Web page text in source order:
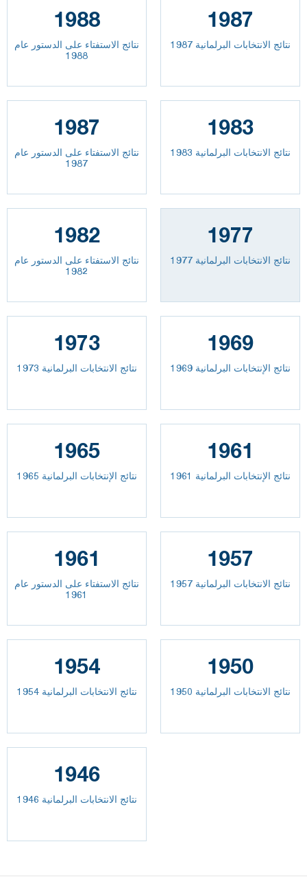
1988
نتائج الاستفتاء على الدستور عام
1988
1987
نتائج الانتخابات البرلمانية 1987
1987
نتائج الاستفتاء على الدستور عام
1987
1983
نتائج الانتخابات البرلمانية 1983
1982
نتائج الاستفتاء على الدستور عام
1982
1977
نتائج الانتخابات البرلمانية 1977
1973
نتائج الانتخابات البرلمانية 1973
1969
نتائج الإنتخابات البرلمانية 1969
1965
نتائج الإنتخابات البرلمانية 1965
1961
نتائج الإنتخابات البرلمانية 1961
1961
نتائج الاستفتاء على الدستور عام
1961
1957
نتائج الانتخابات البرلمانية 1957
1954
نتائج الانتخابات البرلمانية 1954
1950
نتائج الانتخابات البرلمانية 1950
1946
نتائج الانتخابات البرلمانية 1946